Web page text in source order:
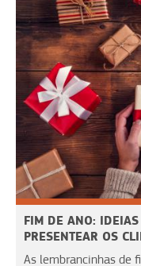
FIM DE ANO:
PRESENTEAR OS
As lembrancinhas de